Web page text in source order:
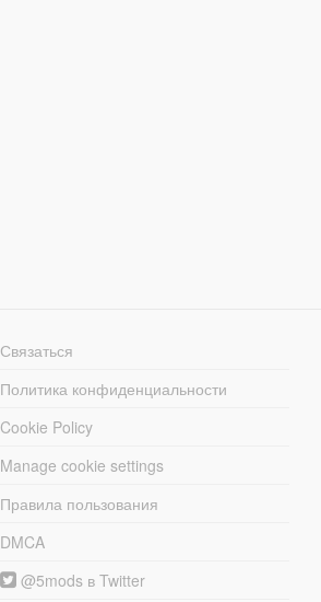
Связаться
Политика конфиденциальности
Cookie Policy
Manage cookie settings
Правила пользования
DMCA
@5mods в Twitter